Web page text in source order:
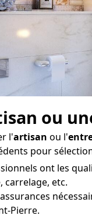
ou
l'artisan ou l'
pour
ont les
carrelage, etc.
Pierre.